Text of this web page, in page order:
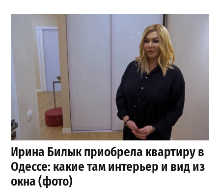
Ирина Билык приобрела квартиру в
Одессе: какие там интерьер и вид из
окна (фото)